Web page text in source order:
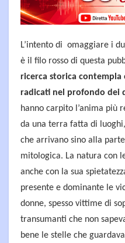
L’intento di omaggiare i
è il filo rosso di questa
ricerca storica
radicati nel profondo dei
hanno carpito l’anima più
da una terra fatta di
che arrivano sino alla
mitologica. La natura con
anche con la sua
presente e dominante le
donne, spesso vittime di
transumanti che non
bene le stelle che